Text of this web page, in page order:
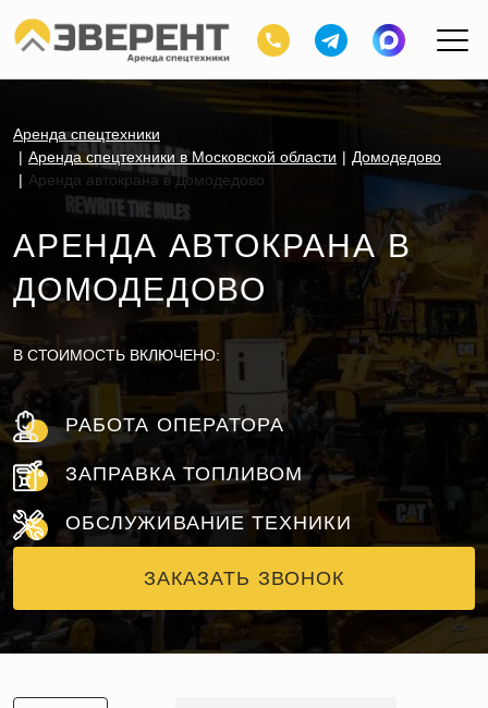
Аренда спецтехники
Аренда спецтехники в Московской области
Домодедово
Аренда автокрана в Домодедово
АРЕНДА АВТОКРАНА В
ДОМОДЕДОВО
В СТОИМОСТЬ ВКЛЮЧЕНО:
РАБОТА ОПЕРАТОРА
ЗАПРАВКА ТОПЛИВОМ
ОБСЛУЖИВАНИЕ ТЕХНИКИ
ЗАКАЗАТЬ ЗВОНОК